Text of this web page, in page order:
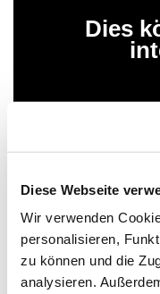
Diese Webseite
Wir verwenden
personalisieren,
zu können und die
analysieren.
Dies